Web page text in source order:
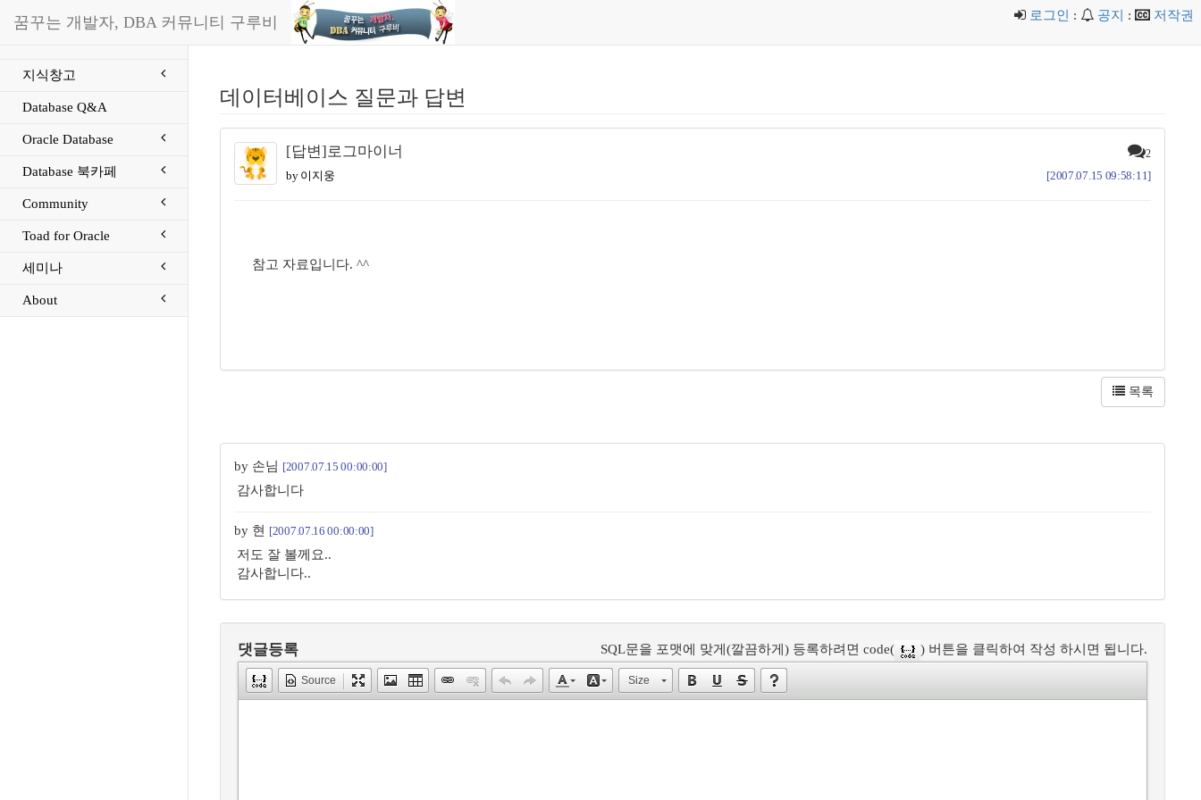
꿈꾸는 개발자, DBA 커뮤니티 구루비 로그인 : 공지 : 저작권
지식창고
Database Q&A
Oracle Database
Database 북카페
Community
Toad for Oracle
세미나
About
데이터베이스 질문과 답변
[답변]로그마이너 2
by 이지웅 [2007.07.15 09:58:11]
참고 자료입니다. ^^
목록
by 손님 [2007.07.15 00:00:00]
감사합니다
by 현 [2007.07.16 00:00:00]
저도 잘 볼께요..
감사합니다..
댓글등록 SQL문을 포맷에 맞게(깔끔하게) 등록하려면 code( ) 버튼을 클릭하여 작성 하시면 됩니다.
Source Size